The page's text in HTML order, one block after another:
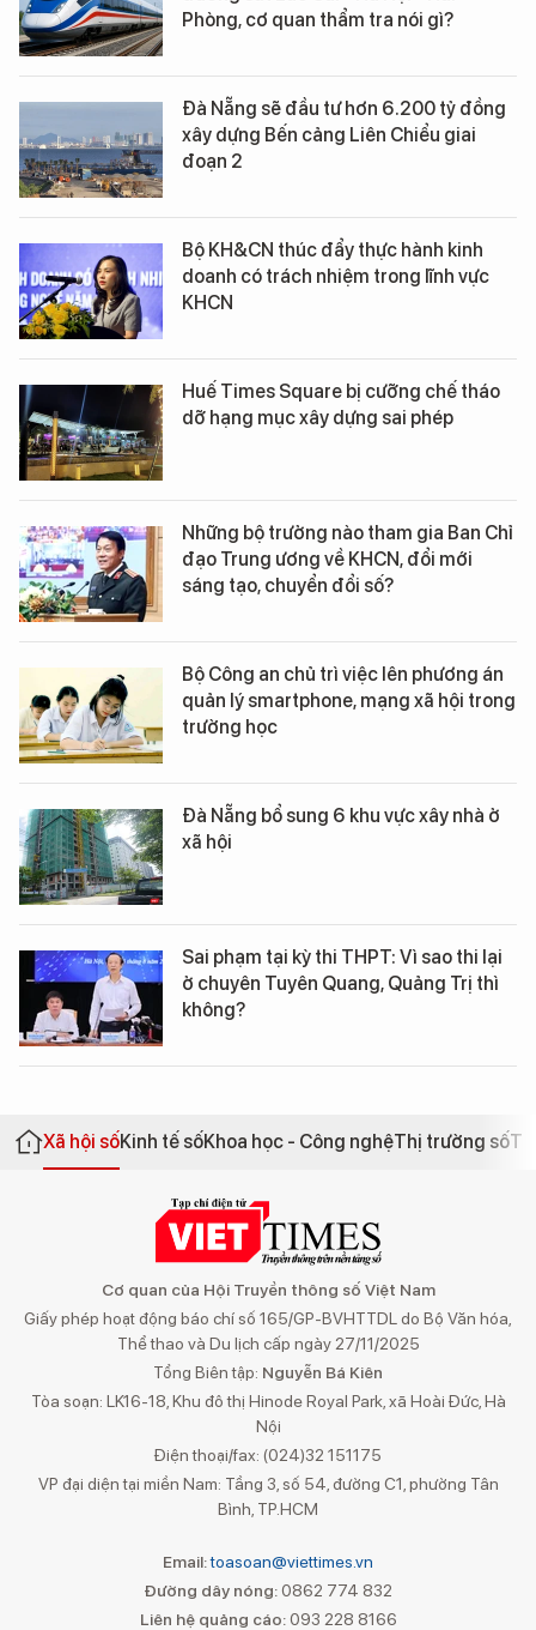
Phòng, cơ quan thẩm tra nói gì?
Đà Nẵng sẽ đầu tư hơn 6.200 tỷ đồng
xây dựng Bến cảng Liên Chiểu giai
đoạn 2
Bộ KH&CN thúc đẩy thực hành kinh
doanh có trách nhiệm trong lĩnh vực
KHCN
Huế Times Square bị cưỡng chế tháo
dỡ hạng mục xây dựng sai phép
Những bộ trưởng nào tham gia Ban Chỉ
đạo Trung ương về KHCN, đổi mới
sáng tạo, chuyển đổi số?
Bộ Công an chủ trì việc lên phương án
quản lý smartphone, mạng xã hội trong
trường học
Đà Nẵng bổ sung 6 khu vực xây nhà ở
xã hội
Sai phạm tại kỳ thi THPT: Vì sao thi lại
ở chuyên Tuyên Quang, Quảng Trị thì
không?
Xã hội sốKinh tế sốKhoa học - Công nghệThị trường số
Cơ quan của Hội Truyền thông số Việt Nam
Giấy phép hoạt động báo chí số 165/GP-BVHTTDL do Bộ Văn hóa,
Thể thao và Du lịch cấp ngày 27/11/2025
Tổng Biên tập: Nguyễn Bá Kiên
Tòa soạn: LK16-18, Khu đô thị Hinode Royal Park, xã Hoài Đức, Hà
Nội
Điện thoại/fax: (024)32 151175
VP đại diện tại miền Nam: Tầng 3, số 54, đường C1, phường Tân
Bình, TP.HCM
Email:toasoan@viettimes.vn
Đường dây nóng: 0862 774 832
Liên hệ quảng cáo:093 228 8166